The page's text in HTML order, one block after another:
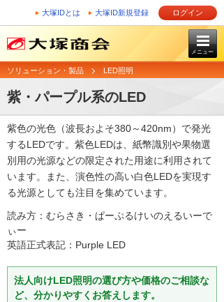
大塚IDとは 大塚ID新規登録 ログイン
メニュー
ソリューション・製品 LED照明
紫・パープル系のLED
紫色の光色（波長およそ380～420nm）で発光
するLEDです。紫色LEDは、紙幣識別や果物選
別用の光源などの限定された用途に利用されて
います。また、演色性の高い白色LEDを実現す
る光源としても注目を集めています。
読み方：むらさき・ぱーぷるけいのえるいーで
ぃー
英語正式表記：Purple LED
法人向けLED照明の選び方や価格のご相談な
ど、分かりやすくお答えします。